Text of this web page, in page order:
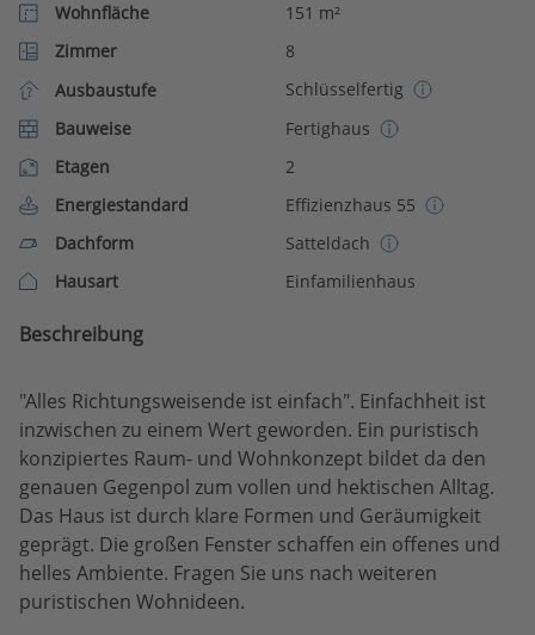
Wohnfläche
151 m²
Zimmer
8
Ausbaustufe
Schlüsselfertig
Bauweise
Fertighaus
Etagen
2
Energiestandard
Effizienzhaus 55
Dachform
Satteldach
Hausart
Einfamilienhaus
Beschreibung
"Alles Richtungsweisende ist einfach". Einfachheit ist
inzwischen zu einem Wert geworden. Ein puristisch
konzipiertes Raum- und Wohnkonzept bildet da den
genauen Gegenpol zum vollen und hektischen Alltag.
Das Haus ist durch klare Formen und Geräumigkeit
geprägt. Die großen Fenster schaffen ein offenes und
helles Ambiente. Fragen Sie uns nach weiteren
puristischen Wohnideen.